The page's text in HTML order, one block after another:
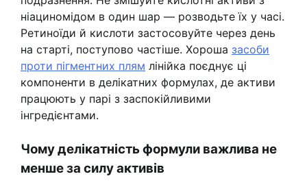
ніациномідом в один шар — розводьте їх у часі.
Ретиноїди й кислоти застосовуйте через день
на старті, поступово частіше. Хороша засоби
проти пігментних плям лінійка поєднує ці
компоненти в делікатних формулах, де активи
працюють у парі з заспокійливими
інгредієнтами.
Чому делікатність формули важлива не
менше за силу активів